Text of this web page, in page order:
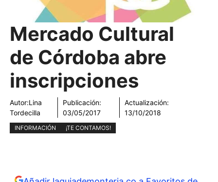
Mercado Cultural
de Córdoba abre
inscripciones
Autor:Lina
Tordecilla
Publicación:
03/05/2017
Actualización:
13/10/2018
INFORMACIÓN ¡TE CONTAMOS!